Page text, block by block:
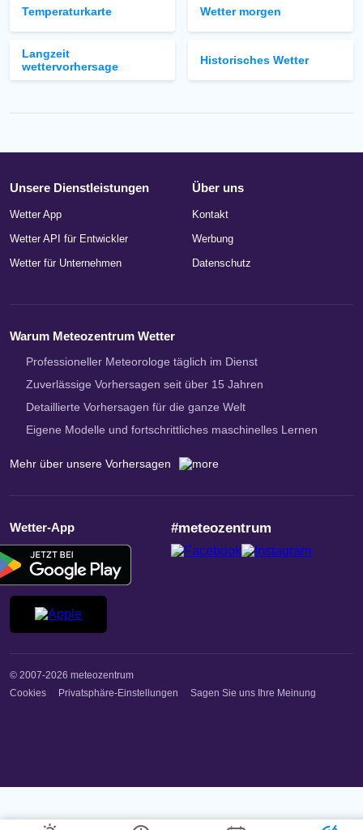
Temperaturkarte
Langzeit
wettervorhersage
Wetter morgen
Historisches Wetter
Unsere Dienstleistungen
Wetter App
Wetter API für Entwickler
Wetter für Unternehmen
Über uns
Kontakt
Werbung
Datenschutz
Warum Meteozentrum Wetter
Professioneller Meteorologe täglich im Dienst
Zuverlässige Vorhersagen seit über 15 Jahren
Detaillierte Vorhersagen für die ganze Welt
Eigene Modelle und fortschrittliches maschinelles Lernen
Mehr über unsere Vorhersagen
Wetter-App #meteozentrum
© 2007-2026 meteozentrum
Cookies
Privatsphäre-Einstellungen Sagen Sie uns Ihre Meinung